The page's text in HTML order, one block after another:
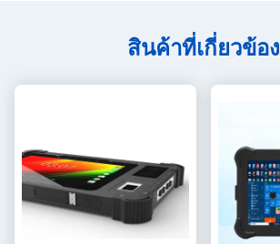
สินค้าที่เกี่ยวข้อง